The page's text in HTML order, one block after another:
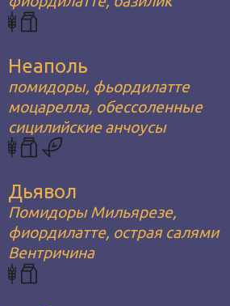
Неаполь
помидоры, фьордилатте
моцарелла, обессоленные
сицилийские анчоусы
Дьявол
Помидоры Мильярезе,
фиордилатте, острая салями
Вентричина